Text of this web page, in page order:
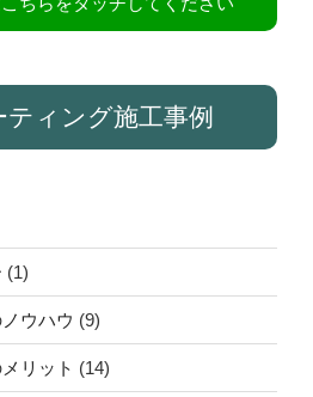
ィング施工事例
(1)
ウハウ (9)
リット (14)